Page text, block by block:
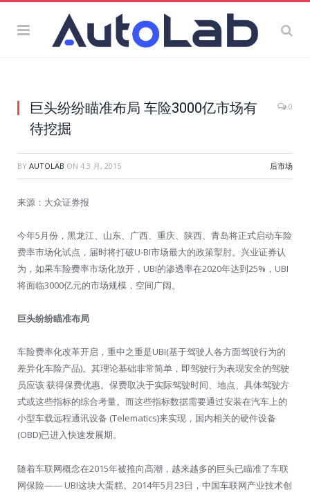
巨头纷纷瞄准布局 车险3000亿市场有
待挖掘
0
BY AUTOLAB ON 4 3 月, 2015 后市场
来源：大众证券报
今年5月份，黑龙江、山东、广西、重庆、陕西、青岛将正式启动车险
费率市场化试点，届时将打破U-BI市场最大的政策掣肘。兴业证券认
为，如果车险费率市场化放开，UBI的渗透率在2020年达到25%，UBI
将面临3000亿元的市场规模，空间广阔。
巨头纷纷瞄准布局
车险费率化改革开启，重中之重是UBI(基于驾驶人各方面驾驶行为的
差异化车险产品)。其理论基础非常简单，即驾驶行为表现安全的驾驶
员应该 获得保费优惠。保费取决于实际驾驶时间、地点、具体驾驶方
式或这些指标的综合考量。而这些指标数据需要通过安装在汽车上的
小型车载远程通讯设备 (Telematics)来实现，国内相关的硬件设备
(OBD)已进入快速发展期。
随着车联网概念在2015年被推向高潮，越来越多的巨头已瞄准了车联
网保险—— UBI这块大蛋糕。2014年5月23日，中国车联网产业技术创